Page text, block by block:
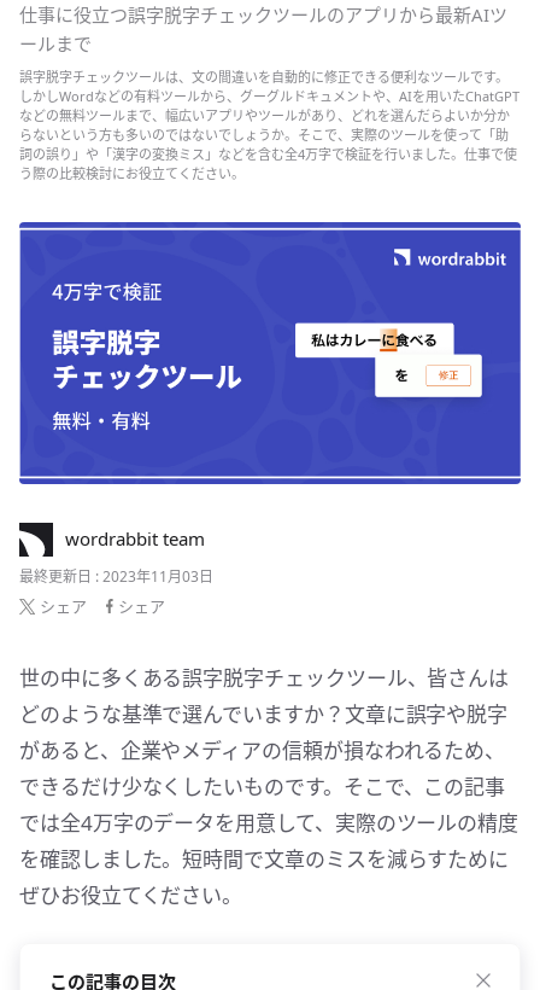
仕事に役立つ誤字脱字チェックツールのアプリから最新AIツ
ールまで
誤字脱字チェックツールは、文の間違いを自動的に修正できる便利なツールです。
しかしWordなどの有料ツールから、グーグルドキュメントや、AIを用いたChatGPT
などの無料ツールまで、幅広いアプリやツールがあり、どれを選んだらよいか分か
らないという方も多いのではないでしょうか。そこで、実際のツールを使って「助
詞の誤り」や「漢字の変換ミス」などを含む全4万字で検証を行いました。仕事で使
う際の比較検討にお役立てください。
wordrabbit team
最終更新日 : 2023年11月03日
シェア シェア
世の中に多くある誤字脱字チェックツール、皆さんは
どのような基準で選んでいますか？文章に誤字や脱字
があると、企業やメディアの信頼が損なわれるため、
できるだけ少なくしたいものです。そこで、この記事
では全4万字のデータを用意して、実際のツールの精度
を確認しました。短時間で文章のミスを減らすために
ぜひお役立てください。
この記事の目次